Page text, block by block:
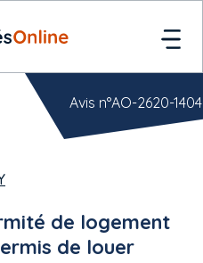
de logement
de louer
Avis n°AO-2620-1404